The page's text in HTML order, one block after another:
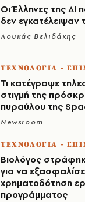
Οι Έλληνες της
δεν εγκατέλειψαν
Λουκάς Βελιδάκης
ΤΕΧΝΟΛΟΓΙΑ -
Τι κατέγραψε
στιγμή της
πυραύλου της
Newsroom
ΤΕΧΝΟΛΟΓΙΑ -
Βιολόγος
για να
χρηματοδότηση
προγράμματος